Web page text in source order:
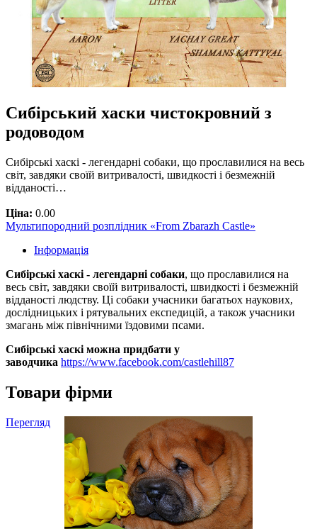
Сибірський хаски чистокровний з
родоводом
Сибірські хаскі - легендарні собаки, що прославилися на весь
світ, завдяки своїй витривалості, швидкості і безмежній
відданості…
Ціна: 0.00
Мультипородний розплідник «From Zbarazh Castle»
Інформація
Сибірські хаскі - легендарні собаки, що прославилися на
весь світ, завдяки своїй витривалості, швидкості і безмежній
відданості людству. Ці собаки учасники багатьох наукових,
дослідницьких і рятувальних експедицій, а також учасники
змагань між північними їздовими псами.
Сибірські хаскі можна придбати у
заводчика https://www.facebook.com/castlehill87
Товари фірми
Перегляд